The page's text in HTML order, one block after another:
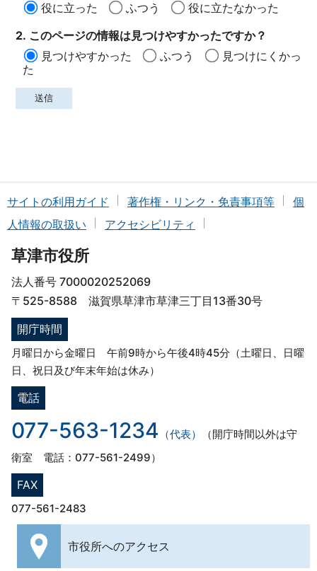
役に立った
ふつう
役に立たなかった
2. このページの情報は見つけやすかったですか？
見つけやすかった
ふつう
見つけにくかっ
た
サイトの利用ガイド 著作権・リンク・免責事項等
個
人情報の取扱い
アクセシビリティ
草津市役所
法人番号 7000020252069
〒525-8588 滋賀県草津市草津三丁目13番30号
開庁時間
月曜日から金曜日 午前9時から午後4時45分（土曜日、日曜
日、祝日及び年末年始は休み）
電話
077-563-1234 （代表）
（開庁時間以外は守
衛室 電話：077-561-2499）
FAX
077-561-2483
市役所へのアクセス